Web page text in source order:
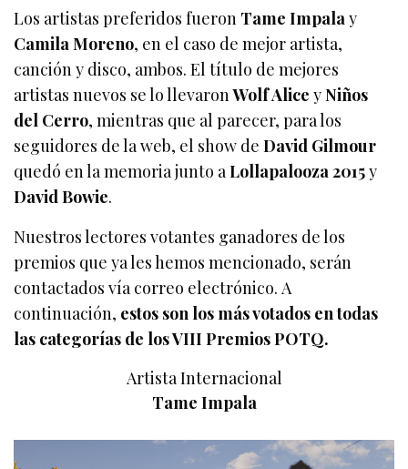
Los artistas preferidos fueron Tame Impala y
Camila Moreno, en el caso de mejor artista,
canción y disco, ambos. El título de mejores
artistas nuevos se lo llevaronWolf Alice yNiños
del Cerro, mientras que al parecer, para los
seguidores de la web, el show deDavid Gilmour
quedó en la memoria junto aLollapalooza 2015y
David Bowie.
Nuestros lectores votantes ganadores de los
premios que ya les hemos mencionado, serán
contactados vía correo electrónico. A
continuación, estos son los más votados en todas
las categorías de los VIII Premios POTQ.
Artista Internacional
Tame Impala